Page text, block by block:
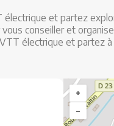
et partez
conseiller et
électrique et partez
+
–